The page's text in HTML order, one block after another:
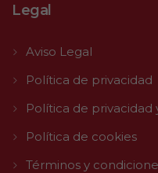
Legal
Aviso Legal
Política de privacidad
Política de privacidad
Política de cookies
Términos y